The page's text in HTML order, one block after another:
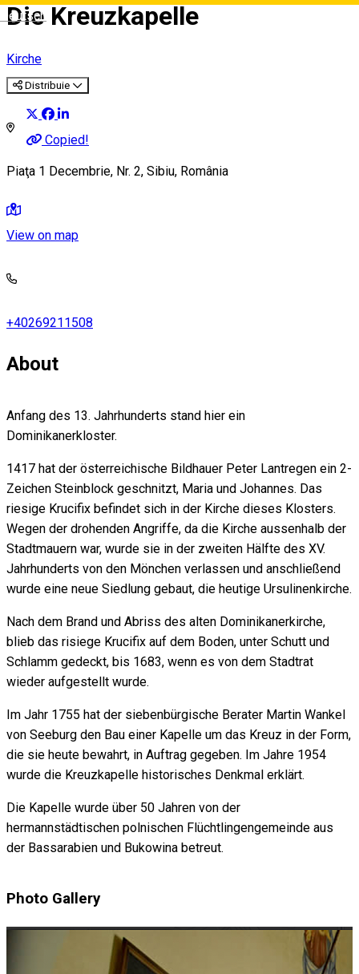
Deutsch
Die Kreuzkapelle
Kirche
Distribuie
Copied!
Piaţa 1 Decembrie, Nr. 2, Sibiu, România
View on map
+40269211508
About
Anfang des 13. Jahrhunderts stand hier ein
Dominikanerkloster.
1417 hat der österreichische Bildhauer Peter Lantregen ein 2-
Zeichen Steinblock geschnitzt, Maria und Johannes. Das
riesige Krucifix befindet sich in der Kirche dieses Klosters.
Wegen der drohenden Angriffe, da die Kirche aussenhalb der
Stadtmauern war, wurde sie in der zweiten Hälfte des XV.
Jahrhunderts von den Mönchen verlassen und anschließend
wurde eine neue Siedlung gebaut, die heutige Ursulinenkirche.
Nach dem Brand und Abriss des alten Dominikanerkirche,
blieb das risiege Krucifix auf dem Boden, unter Schutt und
Schlamm gedeckt, bis 1683, wenn es von dem Stadtrat
wieder aufgestellt wurde.
Im Jahr 1755 hat der siebenbürgische Berater Martin Wankel
von Seeburg den Bau einer Kapelle um das Kreuz in der Form,
die sie heute bewahrt, in Auftrag gegeben. Im Jahre 1954
wurde die Kreuzkapelle historisches Denkmal erklärt.
Die Kapelle wurde über 50 Jahren von der
hermannstädtischen polnischen Flüchtlingengemeinde aus
der Bassarabien und Bukowina betreut.
Photo Gallery